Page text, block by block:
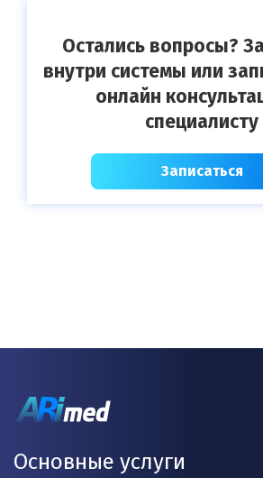
Остались вопросы?
внутри системы или
онлайн
специалисту
Записаться
Основные услуги